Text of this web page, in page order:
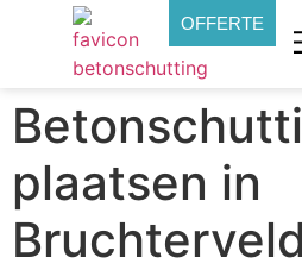
OFFERTE
plaatsen in
Bruchterveld